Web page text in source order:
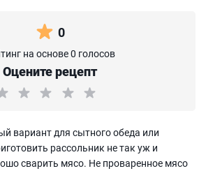
0
на основе 0 голосов
Оцените рецепт
вариант для сытного обеда или
рассольник не так уж и
сварить мясо. Не проваренное мясо